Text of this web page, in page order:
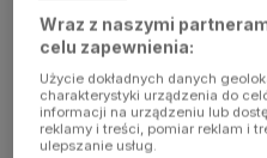
console for
more
information)
Wraz z naszymi
celu zapewnienia:
Użycie dokładnych danych
charakterystyki urządzenia do
informacji na urządzeniu lub
reklamy i treści, pomiar reklam i
ulepszanie usług.